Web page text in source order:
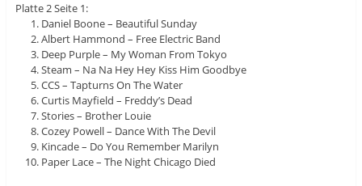
Platte 2 Seite 1:
Daniel Boone – Beautiful Sunday
Albert Hammond – Free Electric Band
Deep Purple – My Woman From Tokyo
Steam – Na Na Hey Hey Kiss Him Goodbye
CCS – Tapturns On The Water
Curtis Mayfield – Freddy’s Dead
Stories – Brother Louie
Cozey Powell – Dance With The Devil
Kincade – Do You Remember Marilyn
Paper Lace – The Night Chicago Died